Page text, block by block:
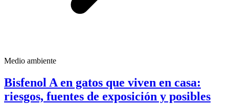
Medio ambiente
Bisfenol A en gatos que viven en casa:
riesgos, fuentes de exposición y posibles